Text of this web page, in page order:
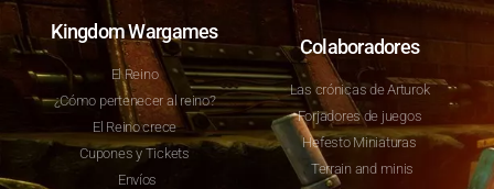
Kingdom Wargames
El Reino
¿Cómo pertenecer al reino?
El Reino crece
Cupones y Tickets
Envíos
Colaboradores
Las crónicas de Arturok
Forjadores de juegos
Hefesto Miniaturas
Terrain and minis